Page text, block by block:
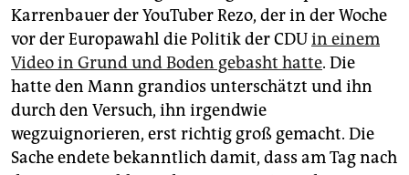
Karrenbauer der YouTuber Rezo, der in der Woche
vor der Europawahl die Politik der CDUin einem
Video in Grund und Boden gebasht hatte. Die
hatte den Mann grandios unterschätzt und ihn
durch den Versuch, ihn irgendwie
wegzuignorieren, erst richtig groß gemacht. Die
Sache endete bekanntlich damit, dass am Tag nach